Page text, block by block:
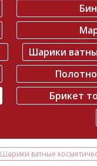
Шарики
Брикет
Шарики ватные